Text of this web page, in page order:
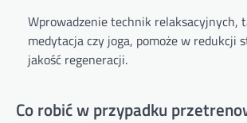
Wprowadzenie technik relaksacyjnych,
medytacja czy joga, pomoże w redukcji
jakość regeneracji.
Co robić w przypadku